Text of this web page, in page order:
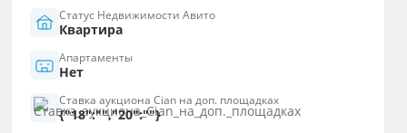
Статус Недвижимости Авито
Квартира
Апартаменты
Нет
Ставка аукциона Cian на доп. площадках
{"18":"","20":""}